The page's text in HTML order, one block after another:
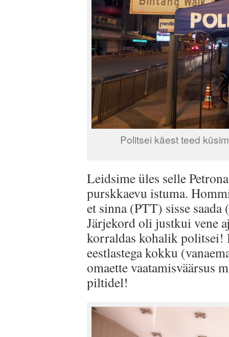
Politsei käest teed
Leidsime üles selle
purskkaevu istuma.
et sinna (PTT) sisse
Järjekord oli justkui vene
korraldas kohalik politsei!
eestlastega kokku
omaette vaatamisväärsus
piltidel!